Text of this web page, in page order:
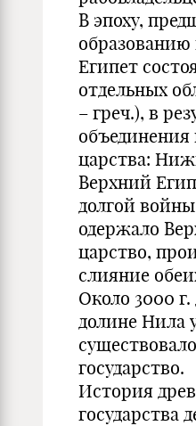
В эпоху,
образованию
Египет
отдельных
– греч.), в
объединения
царства:
Верхний
долгой
одержало
царство,
слияние
Около 3000 г.
долине Нила
государство.
История
государства